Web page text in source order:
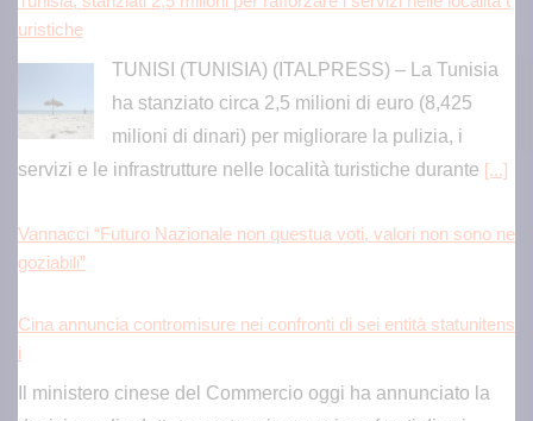
Vannacci “Futuro Nazionale non questua voti, valori non sono ne
goziabili”
Cina annuncia contromisure nei confronti di sei entità statunitens
decisione di adottare contromisure nei confronti di sei
entità statunitensi, tra cui Applied DNA Sciences.
Cina, lanciati dal mare due satelliti iperspettrali nello Shandong
razzo vettore Smart Dragon-3, con a bordo i